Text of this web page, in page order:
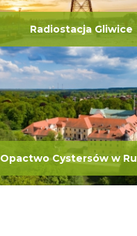
Radiostacja Gliwice
Opactwo Cystersów w